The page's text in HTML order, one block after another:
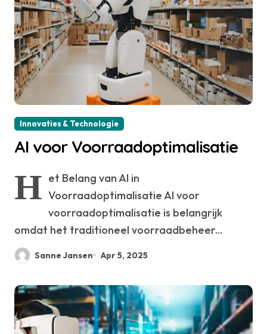
Innovaties & Technologie
AI voor Voorraadoptimalisatie
H et Belang van AI in
Voorraadoptimalisatie AI voor
voorraadoptimalisatie is belangrijk
omdat het traditioneel voorraadbeheer...
Sanne Jansen Apr 5, 2025